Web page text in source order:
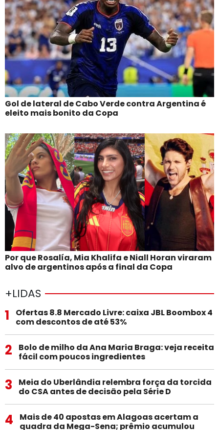
Gol de lateral de Cabo Verde contra Argentina é
eleito mais bonito da Copa
Por que Rosalía, Mia Khalifa e Niall Horan viraram
alvo de argentinos após a final da Copa
+LIDAS
1
Ofertas 8.8 Mercado Livre: caixa JBL Boombox 4
com descontos de até 53%
2
Bolo de milho da Ana Maria Braga: veja receita
fácil com poucos ingredientes
3
Meia do Uberlândia relembra força da torcida
do CSA antes de decisão pela Série D
4
Mais de 40 apostas em Alagoas acertam a
quadra da Mega-Sena; prêmio acumulou